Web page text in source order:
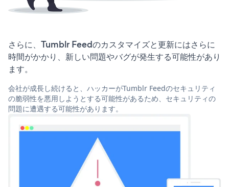
さらに、Tumblr Feedのカスタマイズと更新にはさらに
時間がかかり、新しい問題やバグが発生する可能性があり
ます。
会社が成長し続けると、ハッカーがTumblr Feedのセキュリティ
の脆弱性を悪用しようとする可能性があるため、セキュリティの
問題に遭遇する可能性があります。